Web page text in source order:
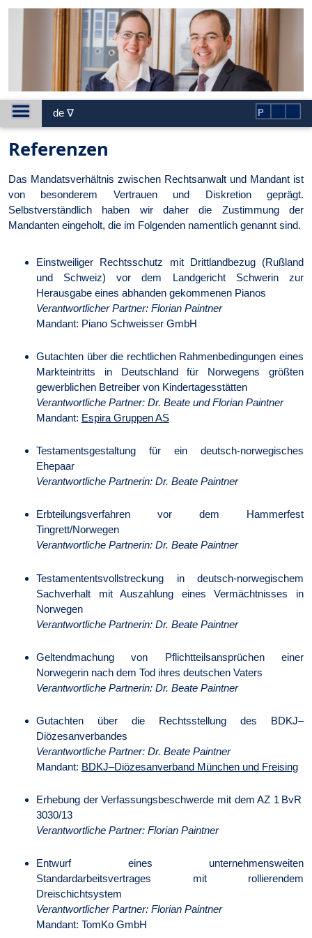
de ∇ P
Referenzen
Das Mandatsverhältnis zwischen Rechtsanwalt und Mandant ist
von besonderem Vertrauen und Diskretion geprägt.
Selbstverständlich haben wir daher die Zustimmung der
Mandanten eingeholt, die im Folgenden namentlich genannt sind.
Einstweiliger Rechtsschutz mit Drittlandbezug (Rußland
und Schweiz) vor dem Landgericht Schwerin zur
Herausgabe eines abhanden gekommenen Pianos
Verantwortlicher Partner: Florian Paintner
Mandant: Piano Schweisser GmbH
Gutachten über die rechtlichen Rahmenbedingungen eines
Markteintritts in Deutschland für Norwegens größten
gewerblichen Betreiber von Kindertagesstätten
Verantwortliche Partner: Dr. Beate und Florian Paintner
Mandant: Espira Gruppen AS
Testamentsgestaltung für ein deutsch-norwegisches
Ehepaar
Verantwortliche Partnerin: Dr. Beate Paintner
Erbteilungsverfahren vor dem Hammerfest
Tingrett/Norwegen
Verantwortliche Partnerin: Dr. Beate Paintner
Testamententsvollstreckung in deutsch-norwegischem
Sachverhalt mit Auszahlung eines Vermächtnisses in
Norwegen
Verantwortliche Partnerin: Dr. Beate Paintner
Geltendmachung von Pflichtteilsansprüchen einer
Norwegerin nach dem Tod ihres deutschen Vaters
Verantwortliche Partnerin: Dr. Beate Paintner
Gutachten über die Rechtsstellung des BDKJ–
Diözesanverbandes
Verantwortliche Partner: Dr. Beate Paintner
Mandant: BDKJ–Diözesanverband München und Freising
Erhebung der Verfassungsbeschwerde mit dem AZ 1 BvR
3030/13
Verantwortliche Partner: Florian Paintner
Entwurf eines unternehmensweiten
Standardarbeitsvertrages mit rollierendem
Dreischichtsystem
Verantwortlicher Partner: Florian Paintner
Mandant: TomKo GmbH